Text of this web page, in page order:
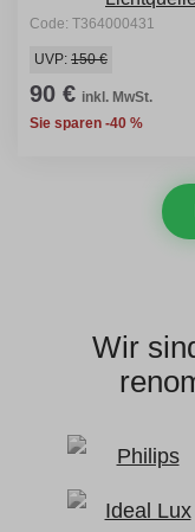
Code: T364000431
UVP: 150 €
90 € inkl. MwSt.
Sie sparen -40 %
Wir